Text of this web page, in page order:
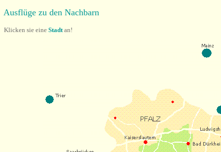
Ausflüge zu den Nachbarn
Klicken sie eine Stadtan!